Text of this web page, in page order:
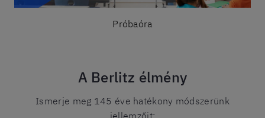
Próbaóra
A Berlitz élmény
Ismerje meg 145 éve hatékony módszerünk
jellemzőit: